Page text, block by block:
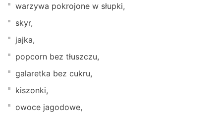
warzywa pokrojone w słupki,
skyr,
jajka,
popcorn bez tłuszczu,
galaretka bez cukru,
kiszonki,
owoce jagodowe,